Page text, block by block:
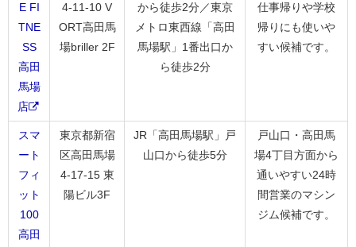
E FI
TNE
SS
高田
馬場
店
4-11-10 V
ORT高田馬
場briller 2F
から徒歩2分／東京
メトロ東西線「高田
馬場駅」1番出口か
ら徒歩2分
仕事帰りや学校
帰りにも使いや
すい候補です。
スマ
ート
フィ
ット
100
高田
東京都新宿
区高田馬場
4-17-15 東
陽ビル3F
JR「高田馬場駅」戸
山口から徒歩5分
戸山口・高田馬
場4丁目方面から
通いやすい24時
間営業のマシン
ジム候補です。